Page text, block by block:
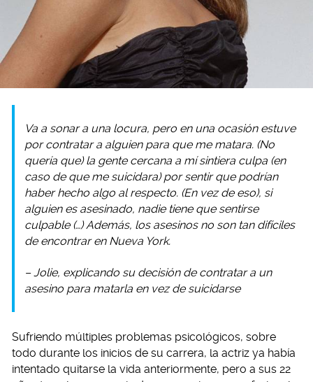
Va a sonar a una locura, pero en una ocasión estuve
por contratar a alguien para que me matara. (No
quería que) la gente cercana a mí sintiera culpa (en
caso de que me suicidara) por sentir que podrían
haber hecho algo al respecto. (En vez de eso), si
alguien es asesinado, nadie tiene que sentirse
culpable (…) Además, los asesinos no son tan difíciles
de encontrar en Nueva York.
– Jolie, explicando su decisión de contratar a un
asesino para matarla en vez de suicidarse
Sufriendo múltiples problemas psicológicos, sobre
todo durante los inicios de su carrera, la actriz ya había
intentado quitarse la vida anteriormente, pero a sus 22